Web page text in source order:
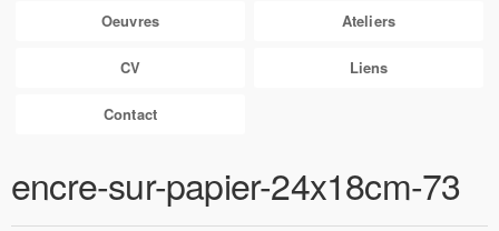
Oeuvres Ateliers
CV Liens
Contact
encre-sur-papier-24x18cm-73